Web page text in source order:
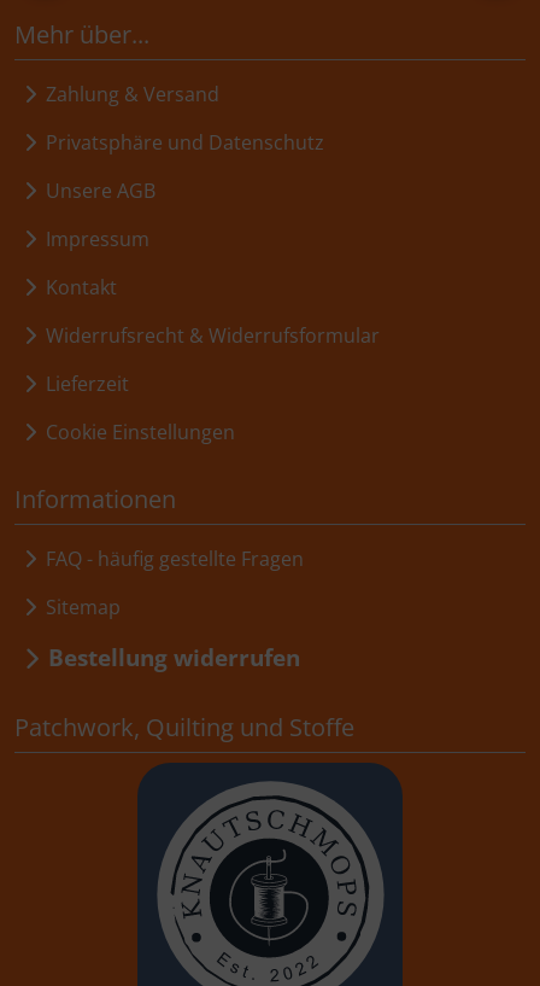
Mehr über...
Zahlung & Versand
Privatsphäre und Datenschutz
Unsere AGB
Impressum
Kontakt
Widerrufsrecht & Widerrufsformular
Lieferzeit
Cookie Einstellungen
Informationen
FAQ - häufig gestellte Fragen
Sitemap
Bestellung widerrufen
Patchwork, Quilting und Stoffe